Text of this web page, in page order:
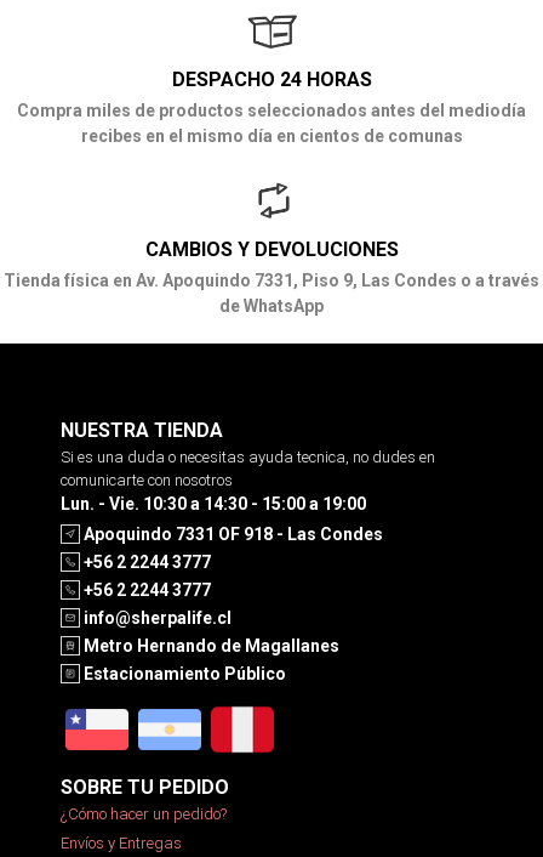
DESPACHO 24 HORAS
Compra miles de productos seleccionados antes del mediodía
recibes en el mismo día en cientos de comunas
CAMBIOS Y DEVOLUCIONES
Tienda física en Av. Apoquindo 7331, Piso 9, Las Condes o a través
de WhatsApp
NUESTRA TIENDA
Si es una duda o necesitas ayuda tecnica, no dudes en
comunicarte con nosotros
Lun. - Vie. 10:30 a 14:30 - 15:00 a 19:00
Apoquindo 7331 OF 918 - Las Condes
+56 2 2244 3777
+56 2 2244 3777
info@sherpalife.cl
Metro Hernando de Magallanes
Estacionamiento Público
SOBRE TU PEDIDO
¿Cómo hacer un pedido?
Envíos y Entregas